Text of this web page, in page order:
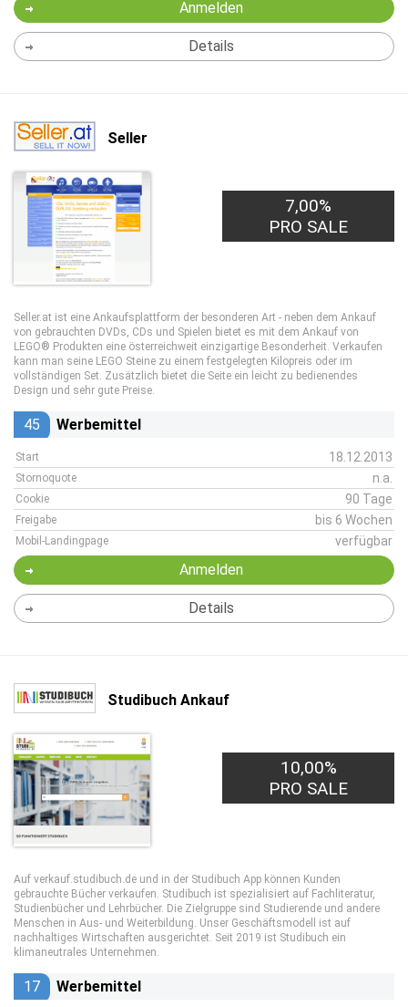
Anmelden
Details
Seller
7,00%
PRO SALE
Seller.at ist eine Ankaufsplattform der besonderen Art - neben dem Ankauf
von gebrauchten DVDs, CDs und Spielen bietet es mit dem Ankauf von
LEGO® Produkten eine österreichweit einzigartige Besonderheit. Verkaufen
kann man seine LEGO Steine zu einem festgelegten Kilopreis oder im
vollständigen Set. Zusätzlich bietet die Seite ein leicht zu bedienendes
Design und sehr gute Preise.
45 Werbemittel
Start 18.12.2013
Stornoquote n.a.
Cookie 90 Tage
Freigabe bis 6 Wochen
Mobil-Landingpage verfügbar
Anmelden
Details
Studibuch Ankauf
10,00%
PRO SALE
Auf verkauf.studibuch.de und in der Studibuch App können Kunden
gebrauchte Bücher verkaufen. Studibuch ist spezialisiert auf Fachliteratur,
Studienbücher und Lehrbücher. Die Zielgruppe sind Studierende und andere
Menschen in Aus- und Weiterbildung. Unser Geschäftsmodell ist auf
nachhaltiges Wirtschaften ausgerichtet. Seit 2019 ist Studibuch ein
klimaneutrales Unternehmen.
17 Werbemittel